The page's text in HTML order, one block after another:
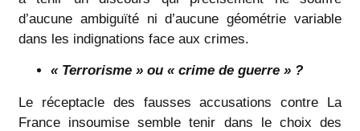
d’aucune ambiguïté ni d’aucune géométrie variable
dans les indignations face aux crimes.
« Terrorisme » ou « crime de guerre » ?
Le réceptacle des fausses accusations contre La
France insoumise semble tenir dans le choix des